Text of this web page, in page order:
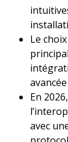
Le
En
avec